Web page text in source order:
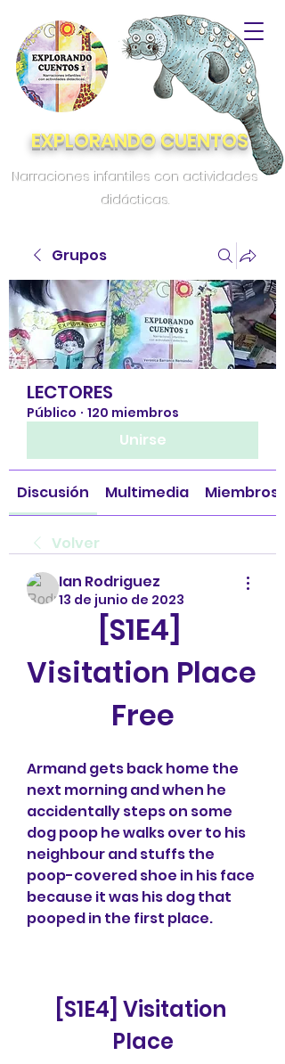
EXPLORANDO CUENTOS
Narraciones infantiles con actividades
didácticas.
Grupos
LECTORES
Público · 120 miembros
Unirse
Discusión Multimedia Miembros
Volver
Ian Rodriguez
13 de junio de 2023
[S1E4]
Visitation Place
Free
Armand gets back home the
next morning and when he
accidentally steps on some
dog poop he walks over to his
neighbour and stuffs the
poop-covered shoe in his face
because it was his dog that
pooped in the first place.
[S1E4] Visitation
Place